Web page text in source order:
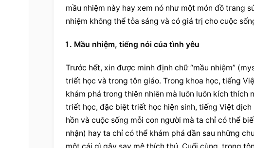
mầu nhiệm này hay xem nó như một món đồ trang
nhiệm không thể tỏa sáng và có giá trị cho cuộc
Mầu nhiệm, tiếng nói của tình yêu
Trước hết, xin được minh định chữ “mầu nhiệm”
triết học và trong tôn giáo. Trong khoa học, tiếng
khám phá trong thiên nhiên mà luôn luôn kích thích
triết học, đặc biệt triết học hiện sinh, tiếng Việt dịch
hồn và cuộc sống mỗi con người mà ta chỉ có thể
nhận) hay ta chỉ có thể khám phá dần sau những